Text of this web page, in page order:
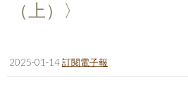
旅遊集
（上）〉
2025-01-14訂閱電子報